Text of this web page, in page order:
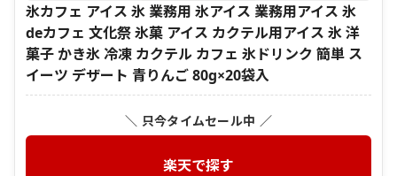
氷カフェ アイス 氷 業務用 氷アイス 業務用アイス 氷
deカフェ 文化祭 氷菓 アイス カクテル用アイス 氷 洋
菓子 かき氷 冷凍 カクテル カフェ 氷ドリンク 簡単 ス
イーツ デザート 青りんご 80g×20袋入
＼ 只今タイムセール中 ／
楽天で探す